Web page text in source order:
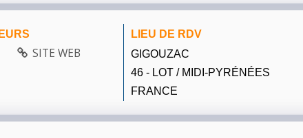
SITE WEB
LIEU DE RDV
GIGOUZAC
46 - LOT / MIDI-PYRÉNÉES
FRANCE